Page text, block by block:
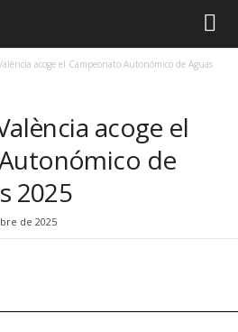
acoge el Campeonato Autonómico de Aguas
acoge el
de
2025
de 2025